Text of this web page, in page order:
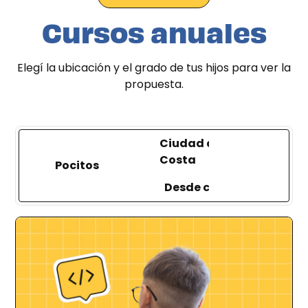
Cursos anuales
Elegí la ubicación y el grado de tus hijos para ver la
propuesta.
Pocitos
Ciudad de la
Costa
Desde casa